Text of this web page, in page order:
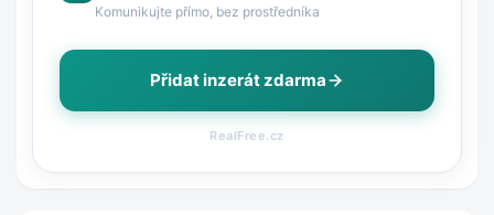
Komunikujte přímo, bez prostředníka
Přidat inzerát zdarma
RealFree.cz